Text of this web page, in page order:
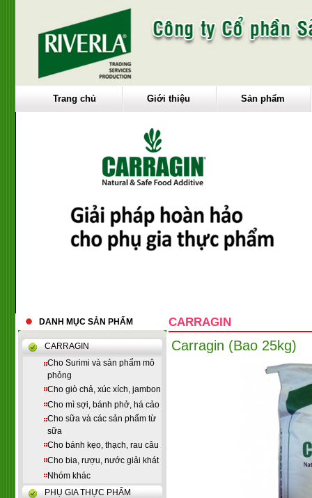
Trang chủ Giới thiệu Sản phẩm
DANH MỤC SẢN PHẨM
CARRAGIN
Cho Surimi và sản phẩm mô
phỏng
Cho giò chả, xúc xích, jambon
Cho mì sợi, bánh phở, há cảo
Cho sữa và các sản phẩm từ
sữa
Cho bánh kẹo, thạch, rau câu
Cho bia, rượu, nước giải khát
Nhóm khác
PHỤ GIA THỰC PHẨM
CARRAGIN
Carragin (Bao 25kg)